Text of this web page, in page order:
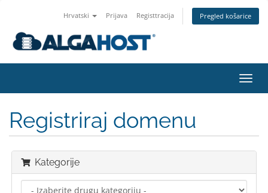
Hrvatski Prijava Registtracija Pregled košarice
Registriraj domenu
Kategorije